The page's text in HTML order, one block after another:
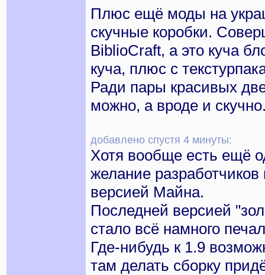
Плюс ещё моды на
скучные коробки.
BiblioCraft, а это куча
куча, плюс с
Ради пары красивых
можно, а вроде и
добавлено спустя 4 минуты:
Хотя вообще есть ещё
желание
версией Майна.
Последней версией
стало всё намного
Где-нибудь к 1.9
там делать сборку